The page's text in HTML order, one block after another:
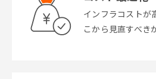
インフラコストが
こから見直すべき